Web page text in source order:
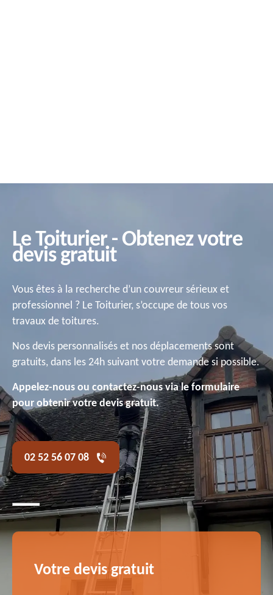
Le Toiturier - Obtenez votre
devis gratuit
Vous êtes à la recherche d’un couvreur sérieux et
professionnel ? Le Toiturier, s’occupe de tous vos
travaux de toitures.
Nos devis personnalisés et nos déplacements sont
gratuits, dans les 24h suivant votre demande si possible.
Appelez-nous ou contactez-nous via le formulaire
pour obtenir votre devis gratuit.
02 52 56 07 08
Votre devis gratuit